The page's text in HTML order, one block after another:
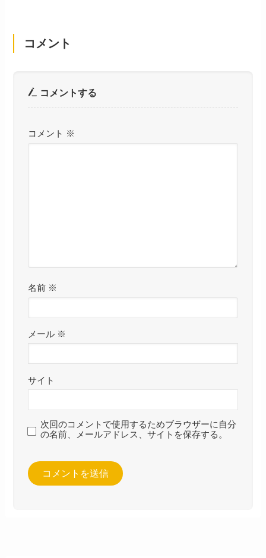
コメント
コメントする
コメント ※
名前 ※
メール ※
サイト
次回のコメントで使用するためブラウザーに自分
の名前、メールアドレス、サイトを保存する。